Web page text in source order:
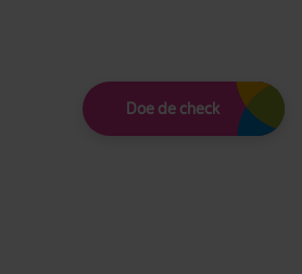
Doe de check